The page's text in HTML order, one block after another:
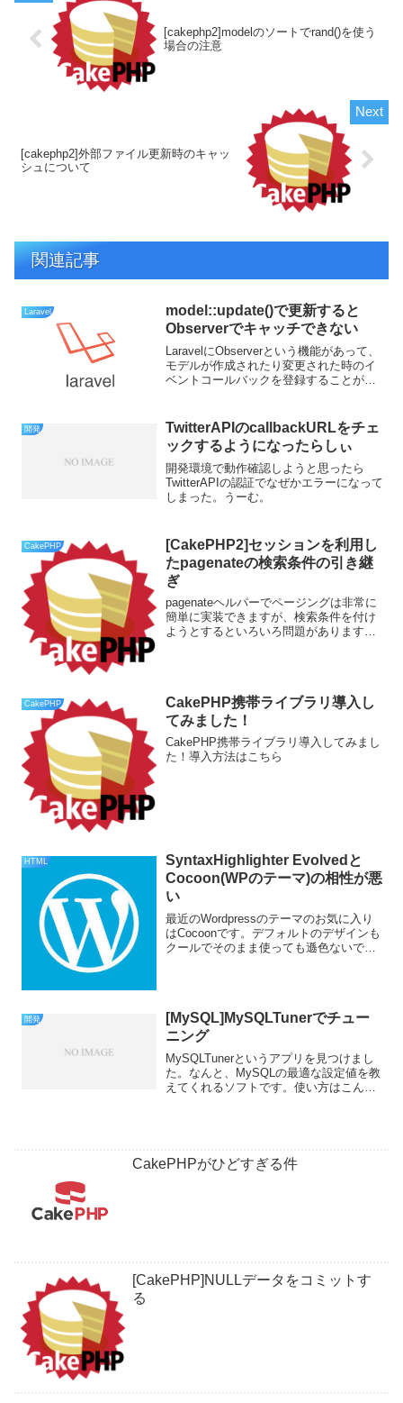
[cakephp2]modelのソートでrand()を使う
場合の注意
[cakephp2]外部ファイル更新時のキャッ
シュについて
関連記事
Laravel
model::update()で更新すると
Observerでキャッチできない
LaravelにObserverという機能があって、
モデルが作成されたり変更された時のイ
ベントコールバックを登録することがで
た。原因単一モデルじゃないとキャッチ
で...
開発
TwitterAPIのcallbackURLをチェ
ックするようになったらしぃ
開発環境で動作確認しようと思ったら
TwitterAPIの認証でなぜかエラーになって
しまった。うーむ。
CakePHP
[CakePHP2]セッションを利用し
たpagenateの検索条件の引き継
ぎ
pagenateヘルパーでページングは非常に
簡単に実装できますが、検索条件を付け
ようとするといろいろ問題があります。
CakePHP
CakePHP携帯ライブラリ導入し
てみました！
CakePHP携帯ライブラリ導入してみまし
た！導入方法はこちら
HTML
SyntaxHighlighter Evolvedと
Cocoon(WPのテーマ)の相性が悪
い
最近のWordpressのテーマのお気に入り
はCocoonです。デフォルトのデザインも
クールでそのまま使っても遜色ないです
開発
[MySQL]MySQLTunerでチュー
ニング
MySQLTunerというアプリを見つけまし
た。なんと、MySQLの最適な設定値を教
えてくれるソフトです。使い方はこんな
CakePHPがひどすぎる件
[CakePHP]NULLデータをコミットす
る